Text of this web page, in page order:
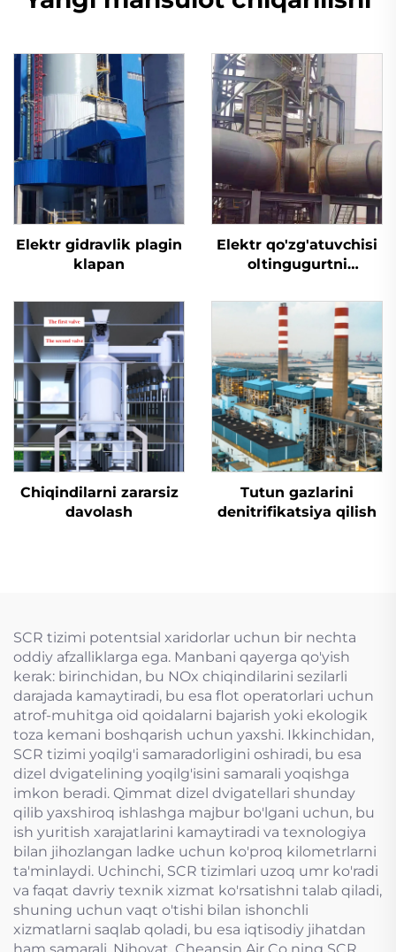
Elektr gidravlik plagin
klapan
Elektr qo'zg'atuvchisi
oltingugurtni
mo'ljallangan tiqin
valfi
Chiqindilarni zararsiz
davolash
Tutun gazlarini
denitrifikatsiya qilish
SCR tizimi potentsial xaridorlar uchun bir nechta
oddiy afzalliklarga ega. Manbani qayerga qo'yish
kerak: birinchidan, bu NOx chiqindilarini sezilarli
darajada kamaytiradi, bu esa flot operatorlari uchun
atrof-muhitga oid qoidalarni bajarish yoki ekologik
toza kemani boshqarish uchun yaxshi. Ikkinchidan,
SCR tizimi yoqilg'i samaradorligini oshiradi, bu esa
dizel dvigatelining yoqilg'isini samarali yoqishga
imkon beradi. Qimmat dizel dvigatellari shunday
qilib yaxshiroq ishlashga majbur bo'lgani uchun, bu
ish yuritish xarajatlarini kamaytiradi va texnologiya
bilan jihozlangan ladke uchun ko'proq kilometrlarni
ta'minlaydi. Uchinchi, SCR tizimlari uzoq umr ko'radi
va faqat davriy texnik xizmat ko'rsatishni talab qiladi,
shuning uchun vaqt o'tishi bilan ishonchli
xizmatlarni saqlab qoladi, bu esa iqtisodiy jihatdan